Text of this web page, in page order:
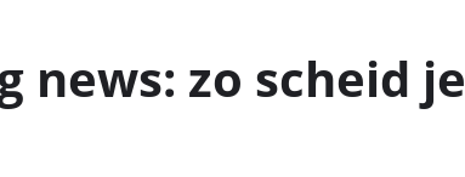
news: zo scheid je